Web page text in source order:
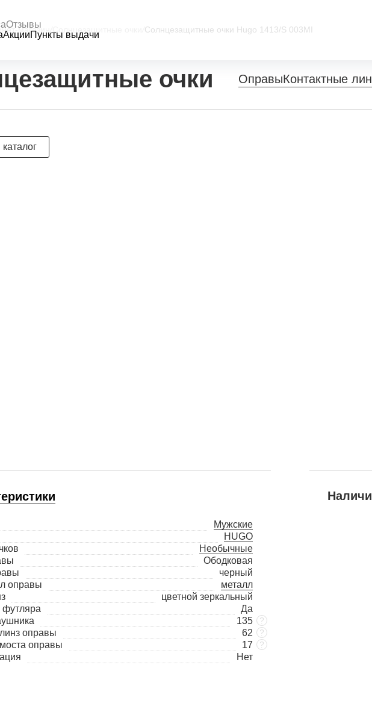
Отзывы
АкцииПункты выдачи
магазин Солнцезащитные очки Hugo 1413/S 003MI
очки ОправыКонтактные
Мужские
HUGO
Необычные
Ободковая
черный
оправы
металл
цветной зеркальный
футляра
Да
135 ?
оправы 62 ?
оправы 17 ?
Нет